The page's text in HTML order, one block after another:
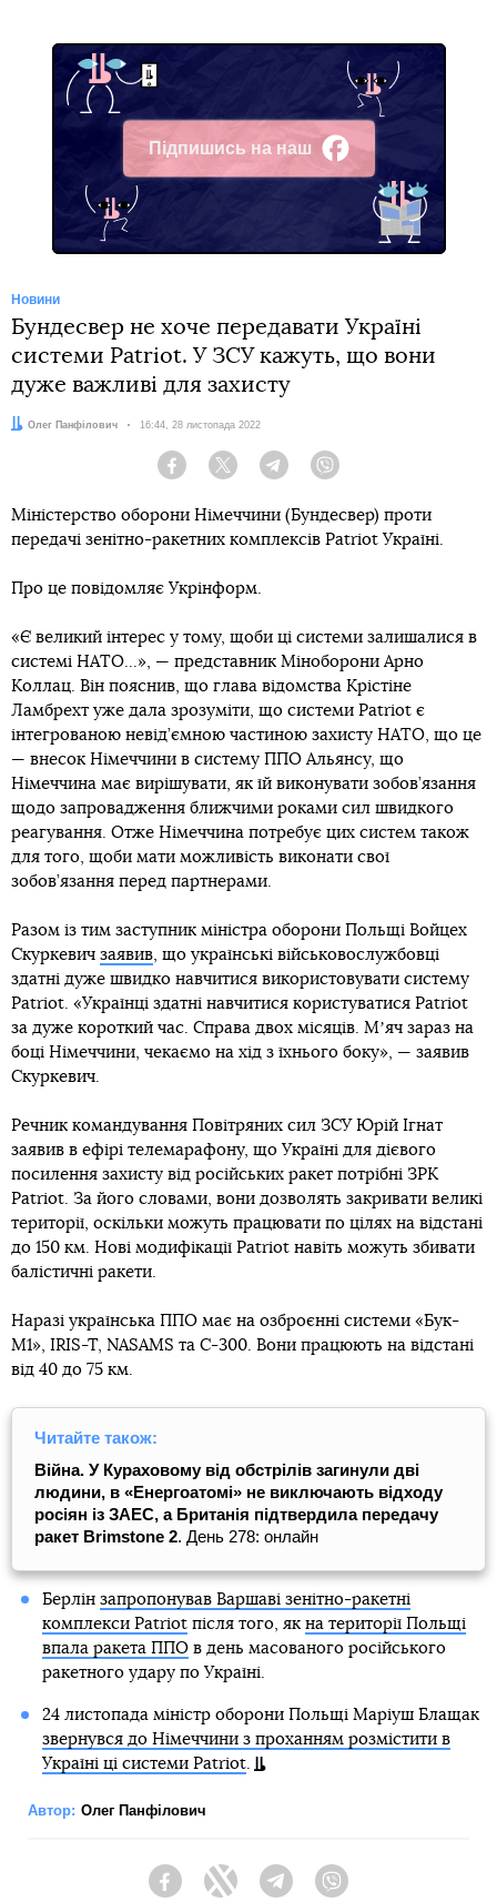
Підпишись на наш
Facebook
Новини
Бундесвер не хоче передавати Україні
системи Patriot. У ЗСУ кажуть, що вони
дуже важливі для захисту
Автор:
Олег Панфілович Дата:
16:44, 28 листопада 2022
Facebook Twitter Telegram
Міністерство оборони Німеччини (Бундесвер) проти
передачі зенітно-ракетних комплексів Patriot Україні.
Про це повідомляє Укрінформ.
«Є великий інтерес у тому, щоби ці системи залишалися в
системі НАТО...», — представник Міноборони Арно
Коллац. Він пояснив, що глава відомства Крістіне
Ламбрехт уже дала зрозуміти, що системи Patriot є
інтегрованою невід’ємною частиною захисту НАТО, що це
— внесок Німеччини в систему ППО Альянсу, що
Німеччина має вирішувати, як їй виконувати зобов’язання
щодо запровадження ближчими роками сил швидкого
реагування. Отже Німеччина потребує цих систем також
для того, щоби мати можливість виконати свої
зобов’язання перед партнерами.
Разом із тим заступник міністра оборони Польщі Войцех
Скуркевич заявив, що українські військовослужбовці
здатні дуже швидко навчитися використовувати систему
Patriot. «Українці здатні навчитися користуватися Patriot
за дуже короткий час. Справа двох місяців. Мʼяч зараз на
боці Німеччини, чекаємо на хід з їхнього боку», — заявив
Скуркевич.
Речник командування Повітряних сил ЗСУ Юрій Ігнат
заявив в ефірі телемарафону, що Україні для дієвого
посилення захисту від російських ракет потрібні ЗРК
Patriot. За його словами, вони дозволять закривати великі
території, оскільки можуть працювати по цілях на відстані
до 150 км. Нові модифікації Patriot навіть можуть збивати
балістичні ракети.
Наразі українська ППО має на озброєнні системи «Бук-
М1», IRIS-T, NASAMS та С-300. Вони працюють на відстані
від 40 до 75 км.
Читайте також:
Війна. У Кураховому від обстрілів загинули дві
людини, в «Енергоатомі» не виключають відходу
росіян із ЗАЕС, а Британія підтвердила передачу
ракет Brimstone 2. День 278: онлайн
Берлін запропонував Варшаві зенітно-ракетні
комплекси Patriotпісля того, як на території Польщі
впала ракета ППОв день масованого російського
ракетного удару по Україні.
24 листопада міністр оборони Польщі Маріуш Блащак
звернувся до Німеччини з проханням розмістити в
Україні ці системи Patriot.
Автор: Олег Панфілович
FacebookTwitter Telegram